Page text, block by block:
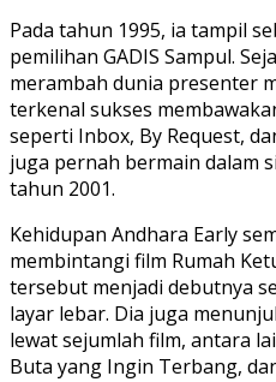
Pada tahun 1995, ia tampil
pemilihan GADIS Sampul.
merambah dunia presenter
terkenal sukses
seperti Inbox, By Request,
juga pernah bermain dalam
tahun 2001.
Kehidupan Andhara Early
membintangi film Rumah
tersebut menjadi debutnya
layar lebar. Dia juga
lewat sejumlah film, antara
Buta yang Ingin Terbang,